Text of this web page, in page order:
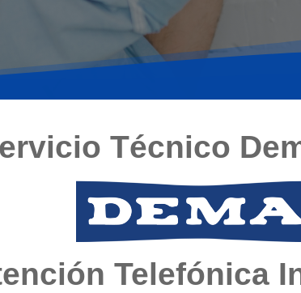
Técnico
Telefónica